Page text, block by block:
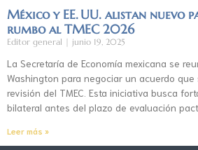
México y EE. UU. alistan nuevo
rumbo al TMEC 2026
Editor general junio 19, 2025
La Secretaría de Economía mexicana se
Washington para negociar un acuerdo
revisión del TMEC. Esta iniciativa busca
bilateral antes del plazo de evaluación
Leer más »